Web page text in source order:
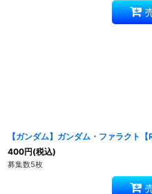
【ガンダム】ガンダム・ファラクト
400円(税込)
募集数5枚